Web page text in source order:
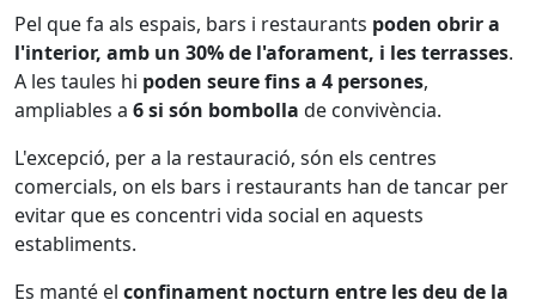
Pel que fa als espais, bars i restaurants poden obrir a
l'interior, amb un 30% de l'aforament, i les terrasses.
A les taules hi poden seure fins a 4 persones,
ampliables a 6 si són bombolla de convivència.
L'excepció, per a la restauració, són els centres
comercials, on els bars i restaurants han de tancar per
evitar que es concentri vida social en aquests
establiments.
Es manté el confinament nocturn entre les deu de la